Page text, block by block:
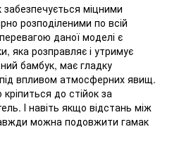
забезпечується міцними
розподіленими по всій
даної моделі є
яка розправляє і утримує
бамбук, має гладку
впливом атмосферних явищ.
до стійок за
І навіть якщо відстань між
можна подовжити гамак